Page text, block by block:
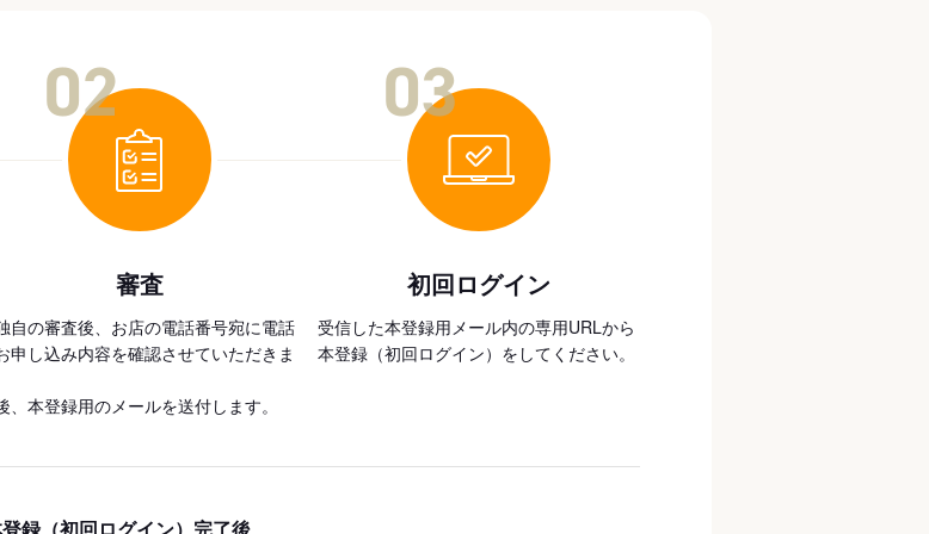
審査
自の審査後、お店の電話番号宛に電話
申し込み内容を確認させていただきま
、本登録用のメールを送付します。
初回ログイン
受信した本登録用メール内の専用URLから
本登録（初回ログイン）をしてください。